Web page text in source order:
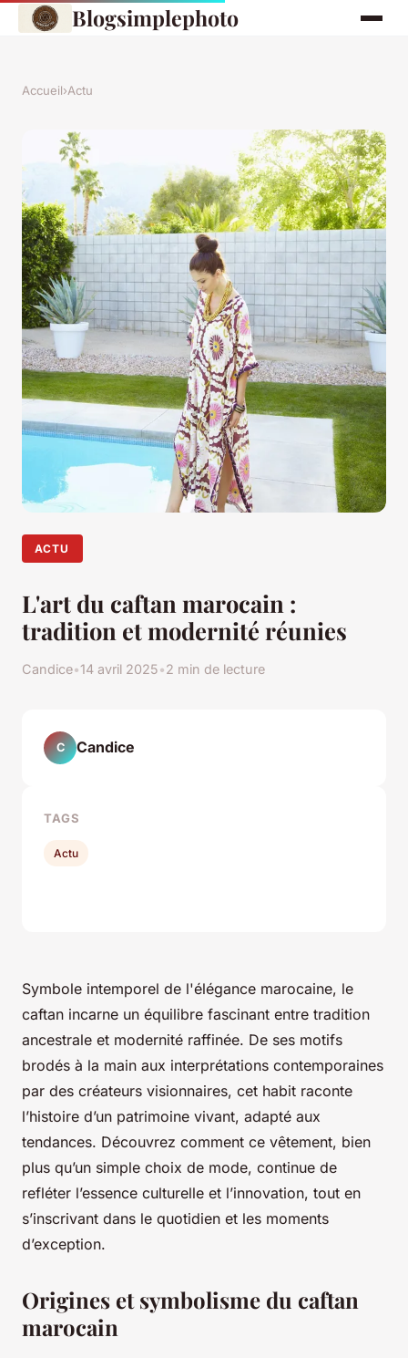
Blogsimplephoto
Accueil›Actu
ACTU
L'art du caftan marocain :
tradition et modernité réunies
Candice•14 avril 2025•2 min de lecture
Symbole intemporel de l'élégance marocaine, le
caftan incarne un équilibre fascinant entre tradition
ancestrale et modernité raffinée. De ses motifs
brodés à la main aux interprétations contemporaines
par des créateurs visionnaires, cet habit raconte
l’histoire d’un patrimoine vivant, adapté aux
tendances. Découvrez comment ce vêtement, bien
plus qu’un simple choix de mode, continue de
refléter l’essence culturelle et l’innovation, tout en
s’inscrivant dans le quotidien et les moments
d’exception.
Origines et symbolisme du caftan
marocain
C Candice
TAGS
Actu